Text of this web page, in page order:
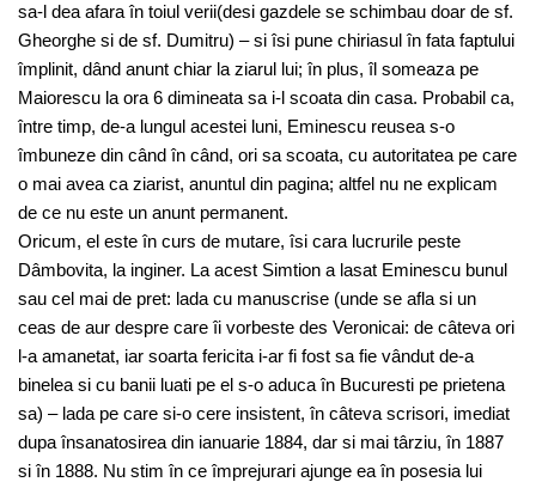
sa-l dea afara în toiul verii(desi gazdele se schimbau doar de sf.
Gheorghe si de sf. Dumitru) – si îsi pune chiriasul în fata faptului
împlinit, dând anunt chiar la ziarul lui; în plus, îl someaza pe
Maiorescu la ora 6 dimineata sa i-l scoata din casa. Probabil ca,
între timp, de-a lungul acestei luni, Eminescu reusea s-o
îmbuneze din când în când, ori sa scoata, cu autoritatea pe care
o mai avea ca ziarist, anuntul din pagina; altfel nu ne explicam
de ce nu este un anunt permanent.
Oricum, el este în curs de mutare, îsi cara lucrurile peste
Dâmbovita, la inginer. La acest Simtion a lasat Eminescu bunul
sau cel mai de pret: lada cu manuscrise (unde se afla si un
ceas de aur despre care îi vorbeste des Veronicai: de câteva ori
l-a amanetat, iar soarta fericita i-ar fi fost sa fie vândut de-a
binelea si cu banii luati pe el s-o aduca în Bucuresti pe prietena
sa) – lada pe care si-o cere insistent, în câteva scrisori, imediat
dupa însanatosirea din ianuarie 1884, dar si mai târziu, în 1887
si în 1888. Nu stim în ce împrejurari ajunge ea în posesia lui